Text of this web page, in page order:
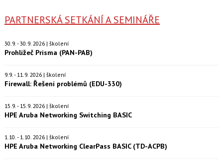
PARTNERSKÁ SETKÁNÍ A SEMINÁŘE
30.9. - 30.9. 2026 | školení
Prohlížeč Prisma (PAN-PAB)
9.9. - 11.9. 2026 | školení
Firewall: Řešení problémů (EDU-330)
15.9. - 15.9. 2026 | školení
HPE Aruba Networking Switching BASIC
1.10. - 1.10. 2026 | školení
HPE Aruba Networking ClearPass BASIC (TD-ACPB)